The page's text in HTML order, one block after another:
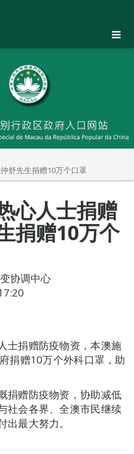
舒先生捐赠10万个口罩
心人士捐赠
捐赠10万个
协调中心
士捐赠防疫物资，本澳施
捐赠10万个外科口罩，助
捐赠防疫物资，协助减低
社会各界、全澳市民继续
最大努力。